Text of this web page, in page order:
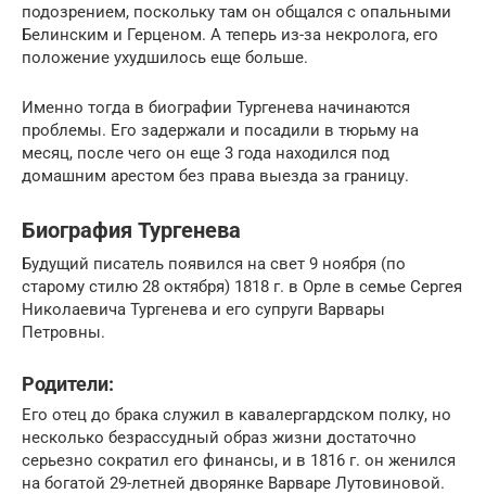
подозрением, поскольку там он общался с опальными
Белинским и Герценом. А теперь из-за некролога, его
положение ухудшилось еще больше.
Именно тогда в биографии Тургенева начинаются
проблемы. Его задержали и посадили в тюрьму на
месяц, после чего он еще 3 года находился под
домашним арестом без права выезда за границу.
Биография Тургенева
Будущий писатель появился на свет 9 ноября (по
старому стилю 28 октября) 1818 г. в Орле в семье Сергея
Николаевича Тургенева и его супруги Варвары
Петровны.
Родители:
Его отец до брака служил в кавалергардском полку, но
несколько безрассудный образ жизни достаточно
серьезно сократил его финансы, и в 1816 г. он женился
на богатой 29-летней дворянке Варваре Лутовиновой.